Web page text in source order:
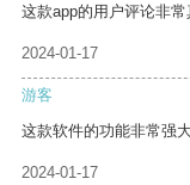
这款app的用户评论非常
2024-01-17
游客
这款软件的功能非常强
2024-01-17